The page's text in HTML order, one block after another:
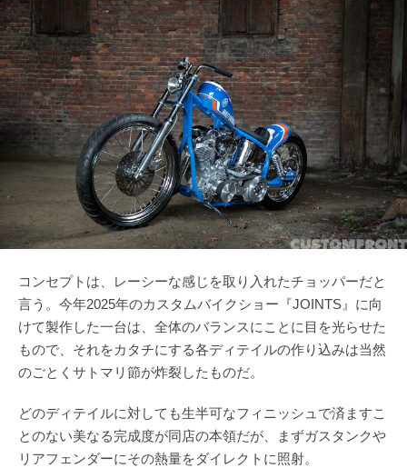
コンセプトは、レーシーな感じを取り入れたチョッパーだと
言う。今年2025年のカスタムバイクショー『JOINTS』に向
けて製作した一台は、全体のバランスにことに目を光らせた
もので、それをカタチにする各ディテイルの作り込みは当然
のごとくサトマリ節が炸裂したものだ。
どのディテイルに対しても生半可なフィニッシュで済ますこ
とのない美なる完成度が同店の本領だが、まずガスタンクや
リアフェンダーにその熱量をダイレクトに照射。